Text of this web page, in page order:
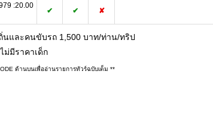
:20.00
✔ ✔ ✘
นและคนขับรถ 1,500 บาท/ท่าน/ทริป
ม่มีราคาเด็ก
ด้านบนเพื่ออ่านรายการทัวร์ฉบับเต็ม **